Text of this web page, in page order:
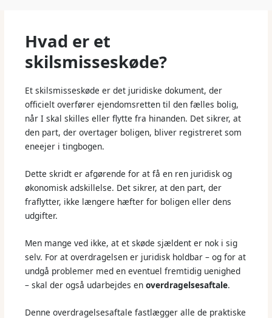
Hvad er et
skilsmisseskøde?
Et skilsmisseskøde er det juridiske dokument, der
officielt overfører ejendomsretten til den fælles bolig,
når I skal skilles eller flytte fra hinanden. Det sikrer, at
den part, der overtager boligen, bliver registreret som
eneejer i tingbogen.
Dette skridt er afgørende for at få en ren juridisk og
økonomisk adskillelse. Det sikrer, at den part, der
fraflytter, ikke længere hæfter for boligen eller dens
udgifter.
Men mange ved ikke, at et skøde sjældent er nok i sig
selv. For at overdragelsen er juridisk holdbar – og for at
undgå problemer med en eventuel fremtidig uenighed
– skal der også udarbejdes enoverdragelsesaftale.
Denne overdragelsesaftale fastlægger alle de praktiske